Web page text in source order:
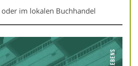
oder im lokalen Buchhandel